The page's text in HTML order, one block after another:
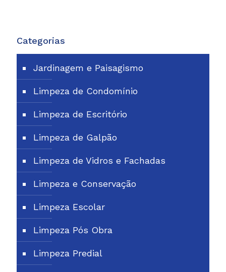
Categorias
Jardinagem e Paisagismo
Limpeza de Condomínio
Limpeza de Escritório
Limpeza de Galpão
Limpeza de Vidros e Fachadas
Limpeza e Conservação
Limpeza Escolar
Limpeza Pós Obra
Limpeza Predial